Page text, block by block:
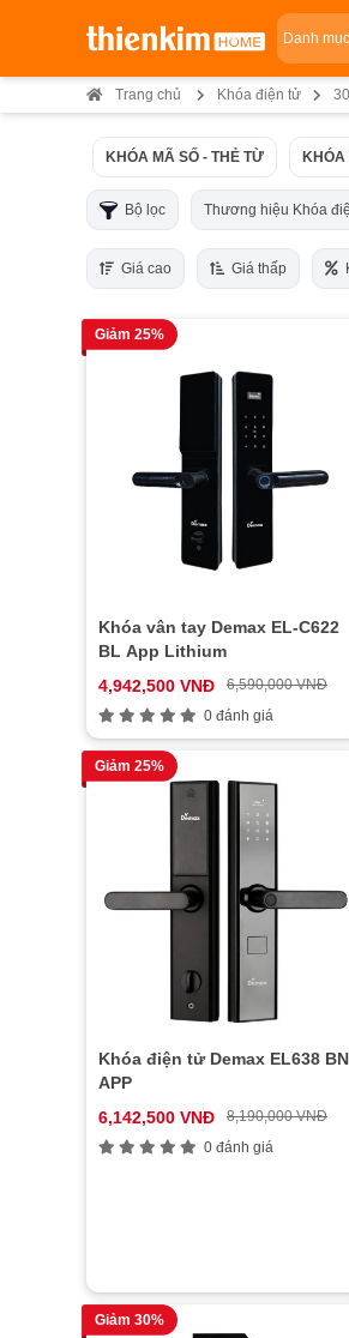
Danh mục
Trang chủ Khóa điện tử
KHÓA MÃ SỐ - THẺ TỪ KHÓA
Bộ lọc Thương hiệu Khóa
Giá cao Giá thấp
Giảm 25%
Khóa vân tay Demax EL-C622
BL App Lithium
4,942,500 VNĐ
6,590,000 VNĐ
0 đánh giá
Giảm 25%
Khóa điện tử Demax EL638 BN
APP
6,142,500 VNĐ
8,190,000 VNĐ
0 đánh giá
Giảm 30%